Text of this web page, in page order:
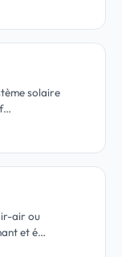
solaire
air ou
et é…